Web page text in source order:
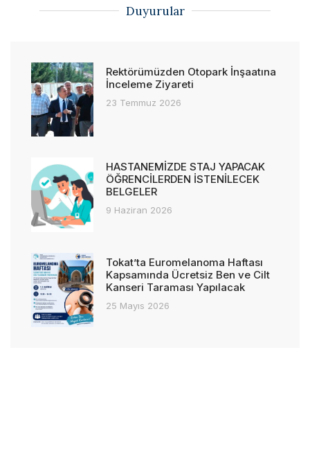
Duyurular
Rektörümüzden Otopark İnşaatına
İnceleme Ziyareti
23 Temmuz 2026
HASTANEMİZDE STAJ YAPACAK
ÖĞRENCİLERDEN İSTENİLECEK
BELGELER
9 Haziran 2026
Tokat’ta Euromelanoma Haftası
Kapsamında Ücretsiz Ben ve Cilt
Kanseri Taraması Yapılacak
25 Mayıs 2026